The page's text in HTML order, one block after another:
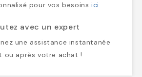
pour vos besoinsici.
avec un expert
une assistance instantanée
ou après votre achat !